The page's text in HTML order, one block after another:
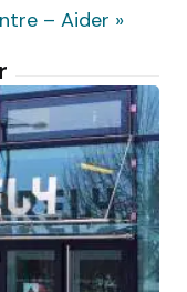
– Aider »